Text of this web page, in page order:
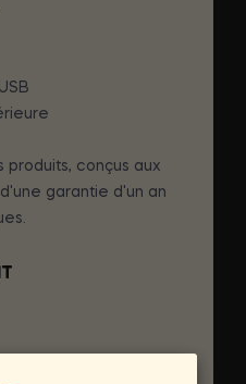
produits, conçus aux
garantie d'un an